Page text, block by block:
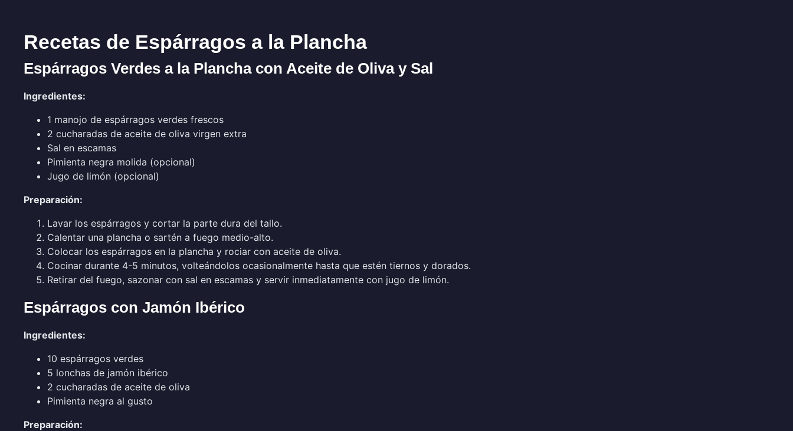
Recetas de Espárragos a la Plancha
Espárragos Verdes a la Plancha con Aceite de Oliva y Sal
Ingredientes:
1 manojo de espárragos verdes frescos
2 cucharadas de aceite de oliva virgen extra
Sal en escamas
Pimienta negra molida (opcional)
Jugo de limón (opcional)
Preparación:
Lavar los espárragos y cortar la parte dura del tallo.
Calentar una plancha o sartén a fuego medio-alto.
Colocar los espárragos en la plancha y rociar con aceite de oliva.
Cocinar durante 4-5 minutos, volteándolos ocasionalmente hasta que estén tiernos y dorados.
Retirar del fuego, sazonar con sal en escamas y servir inmediatamente con jugo de limón.
Espárragos con Jamón Ibérico
Ingredientes:
10 espárragos verdes
5 lonchas de jamón ibérico
2 cucharadas de aceite de oliva
Pimienta negra al gusto
Preparación: